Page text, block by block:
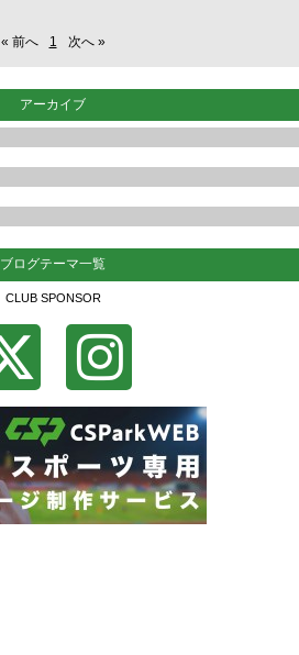
« 前へ 1 次へ »
アーカイブ
ブログテーマ一覧
CLUB SPONSOR